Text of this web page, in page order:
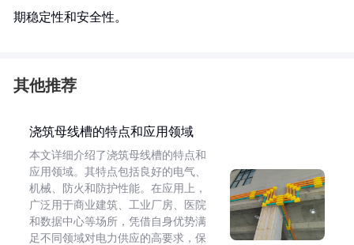
期稳定性和安全性。
其他推荐
浇筑母线槽的特点和应用领域
本文详细介绍了浇筑母线槽的特点和
应用领域。其特点包括良好的电气、
机械、防火和防护性能。在应用上，
广泛用于商业建筑、工业厂房、医院
和数据中心等场所，凭借自身优势满
足不同领域对电力供应的高要求，保